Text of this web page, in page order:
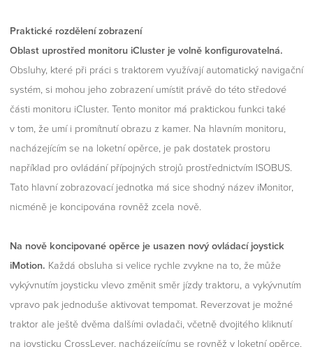
Praktické rozdělení zobrazení
Oblast uprostřed monitoru iCluster je volně konfigurovatelná.
Obsluhy, které při práci s traktorem využívají automatický navigační
systém, si mohou jeho zobrazení umístit právě do této středové
části monitoru iCluster. Tento monitor má praktickou funkci také
v tom, že umí i promítnutí obrazu z kamer. Na hlavním monitoru,
nacházejícím se na loketní opěrce, je pak dostatek prostoru
například pro ovládání přípojných strojů prostřednictvím ISOBUS.
Tato hlavní zobrazovací jednotka má sice shodný název iMonitor,
nicméně je koncipována rovněž zcela nově.
Na nově koncipované opěrce je usazen nový ovládací joystick
iMotion. Každá obsluha si velice rychle zvykne na to, že může
vykývnutím joysticku vlevo změnit směr jízdy traktoru, a vykývnutím
vpravo pak jednoduše aktivovat tempomat. Reverzovat je možné
traktor ale ještě dvěma dalšími ovladači, včetně dvojitého kliknutí
na joysticku CrossLever, nacházejícímu se rovněž v loketní opěrce.